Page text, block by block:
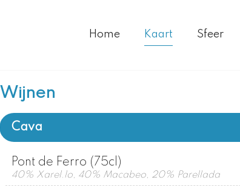
Home Kaart Sfeer
Wijnen
Cava
Pont de Ferro (75cl)
40% Xarel.lo, 40% Macabeo, 20% Parellada